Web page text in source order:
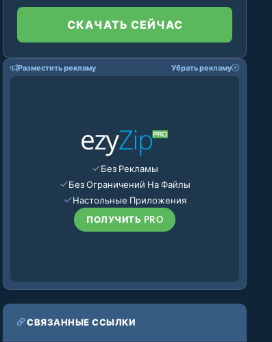
СКАЧАТЬ СЕЙЧАС
Разместить рекламу Убрать рекламу
Без Рекламы
Без Ограничений На Файлы
Настольные Приложения
ПОЛУЧИТЬ PRO
СВЯЗАННЫЕ ССЫЛКИ